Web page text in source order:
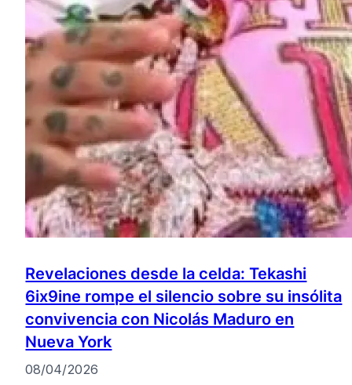
Revelaciones desde la celda: Tekashi
6ix9ine rompe el silencio sobre su insólita
convivencia con Nicolás Maduro en
Nueva York
08/04/2026